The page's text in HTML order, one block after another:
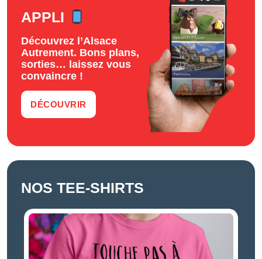
APPLI
Découvrez l’Alsace
Autrement. Bons plans,
sorties… laissez vous
convaincre !
DÉCOUVRIR
NOS TEE-SHIRTS